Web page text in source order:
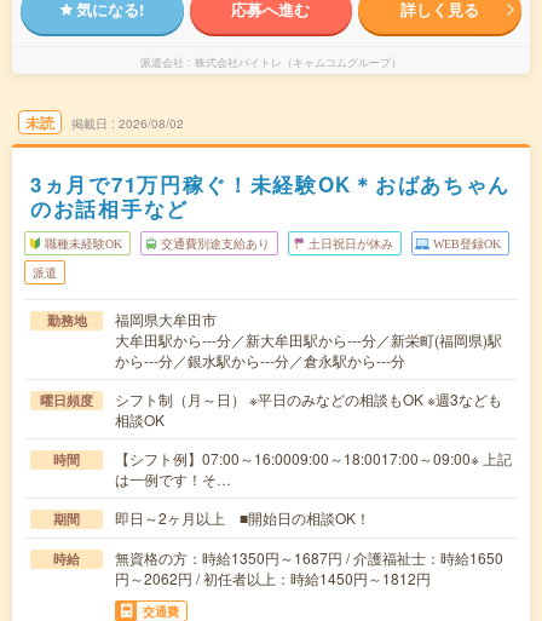
気になる! 応募へ進む 詳しく見る
派遣会社 株式会社バイトレ（キャムコムグループ）
未読 掲載日 2026/08/02
3ヵ月で71万円稼ぐ！未経験OK＊おばあちゃん
のお話相手など
職種未経験OK 交通費別途支給あり 土日祝日が休み WEB登録OK
派遣
勤務地
福岡県大牟田市
大牟田駅から---分／新大牟田駅から---分／新栄町(福岡県)駅
から---分／銀水駅から---分／倉永駅から---分
曜日頻度
シフト制（月～日） ※平日のみなどの相談もOK ※週3なども
相談OK
時間
【シフト例】07:00～16:0009:00～18:0017:00～09:00※ 上記
は一例です！そ…
期間 即日～2ヶ月以上 ■開始日の相談OK！
時給
無資格の方：時給1350円～1687円 / 介護福祉士：時給1650
円～2062円 / 初任者以上：時給1450円～1812円
交通費